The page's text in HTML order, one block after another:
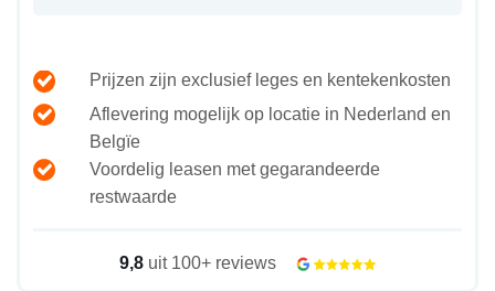
Prijzen zijn exclusief leges en kentekenkosten
Aflevering mogelijk op locatie in Nederland en
Belgïe
Voordelig leasen met gegarandeerde
restwaarde
9,8 uit 100+ reviews